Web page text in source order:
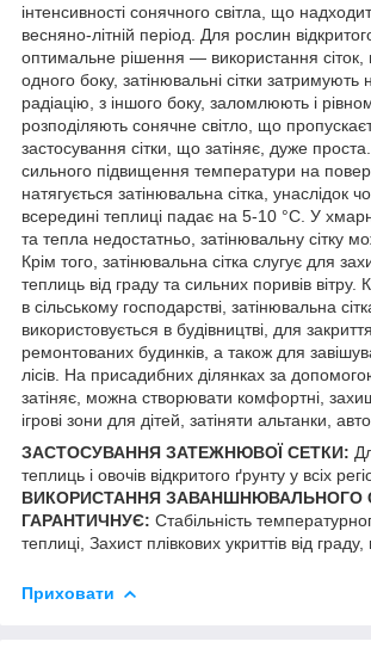
інтенсивності сонячного світла, що
весняно-літній період. Для рослин
оптимальне рішення — використання сіток,
одного боку, затінювальні сітки затримують
радіацію, з іншого боку, заломлюють і
розподіляють сонячне світло, що
застосування сітки, що затіняє, дуже
сильного підвищення температури на
натягується затінювальна сітка, унаслідок
всередині теплиці падає на 5-10 °C. У
та тепла недостатньо, затінювальну сітку
Крім того, затінювальна сітка слугує для
теплиць від граду та сильних поривів вітру.
в сільському господарстві, затінювальна
використовується в будівництві, для
ремонтованих будинків, а також для
лісів. На присадибних ділянках за
затіняє, можна створювати комфортні,
ігрові зони для дітей, затіняти альтанки,
ЗАСТОСУВАННЯ ЗАТЕЖНЮВОЇ СЕТКИ:
теплиць і овочів відкритого ґрунту у всіх
ВИКОРИСТАННЯ ЗАВАНШНЮВАЛЬНОГО
ГАРАНТИЧНУЄ: Стабільність
теплиці, Захист плівкових укриттів від граду,
Приховати